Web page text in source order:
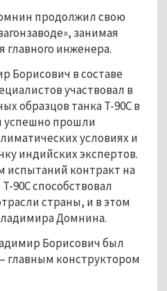
продолжил свою
занимая
главного инженера.
Борисович в составе
участвовал в
образцов танка Т-90С в
прошли
условиях и
индийских экспертов.
испытаний контракт на
90С способствовал
страны, и в этом
Домнина.
Борисович был
главным конструктором